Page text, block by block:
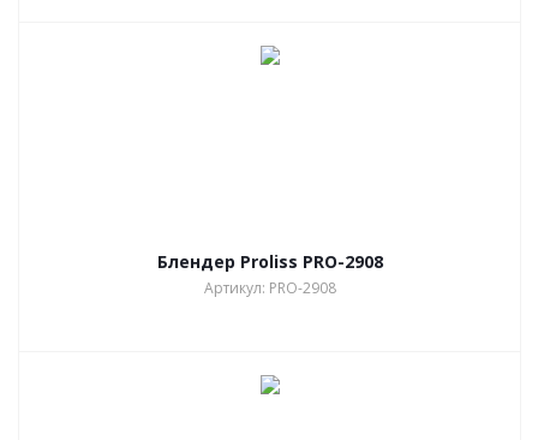
Блендер Proliss PRO-2908
Артикул: PRO-2908